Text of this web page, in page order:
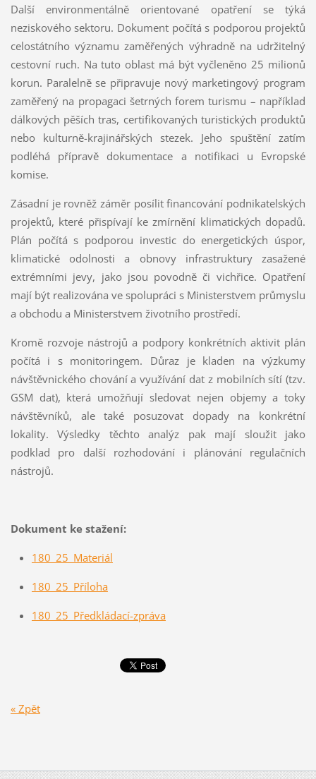
Další environmentálně orientované opatření se týká
neziskového sektoru. Dokument počítá s podporou projektů
celostátního významu zaměřených výhradně na udržitelný
cestovní ruch. Na tuto oblast má být vyčleněno 25 milionů
korun. Paralelně se připravuje nový marketingový program
zaměřený na propagaci šetrných forem turismu – například
dálkových pěších tras, certifikovaných turistických produktů
nebo kulturně-krajinářských stezek. Jeho spuštění zatím
podléhá přípravě dokumentace a notifikaci u Evropské
komise.
Zásadní je rovněž záměr posílit financování podnikatelských
projektů, které přispívají ke zmírnění klimatických dopadů.
Plán počítá s podporou investic do energetických úspor,
klimatické odolnosti a obnovy infrastruktury zasažené
extrémními jevy, jako jsou povodně či vichřice. Opatření
mají být realizována ve spolupráci s Ministerstvem průmyslu
a obchodu a Ministerstvem životního prostředí.
Kromě rozvoje nástrojů a podpory konkrétních aktivit plán
počítá i s monitoringem. Důraz je kladen na výzkumy
návštěvnického chování a využívání dat z mobilních sítí (tzv.
GSM dat), která umožňují sledovat nejen objemy a toky
návštěvníků, ale také posuzovat dopady na konkrétní
lokality. Výsledky těchto analýz pak mají sloužit jako
podklad pro další rozhodování i plánování regulačních
nástrojů.
Dokument ke stažení:
180_25_Materiál
180_25_Příloha
180_25_Předkládací-zpráva
« Zpět